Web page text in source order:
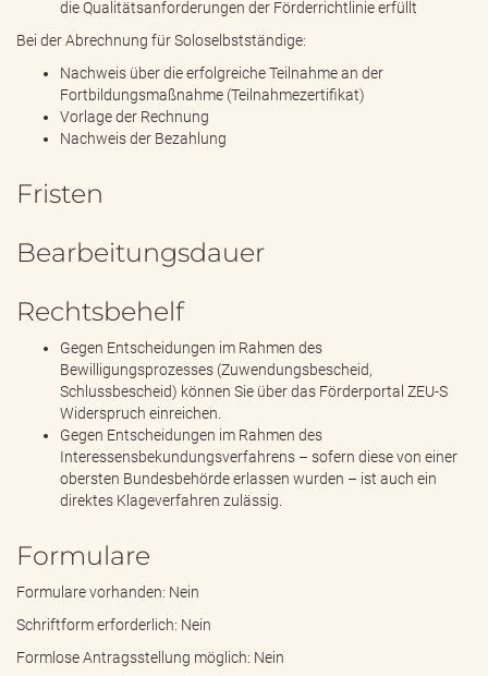
die Qualitätsanforderungen der Förderrichtlinie erfüllt
Bei der Abrechnung für Soloselbstständige:
Nachweis über die erfolgreiche Teilnahme an der
Fortbildungsmaßnahme (Teilnahmezertifikat)
Vorlage der Rechnung
Nachweis der Bezahlung
Fristen
Bearbeitungsdauer
Rechtsbehelf
Gegen Entscheidungen im Rahmen des
Bewilligungsprozesses (Zuwendungsbescheid,
Schlussbescheid) können Sie über das Förderportal ZEU-S
Widerspruch einreichen.
Gegen Entscheidungen im Rahmen des
Interessensbekundungsverfahrens – sofern diese von einer
obersten Bundesbehörde erlassen wurden – ist auch ein
direktes Klageverfahren zulässig.
Formulare
Formulare vorhanden: Nein
Schriftform erforderlich: Nein
Formlose Antragsstellung möglich: Nein